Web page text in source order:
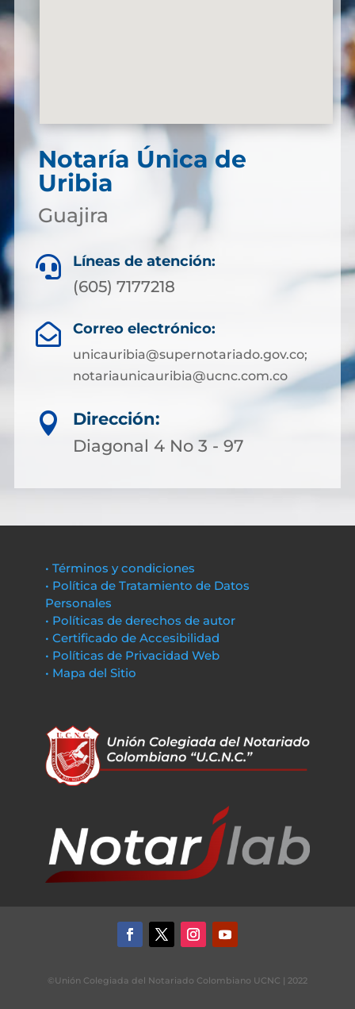
Notaría Única de
Uribia
Guajira
 Líneas de atención:
(605) 7177218
 Correo electrónico:
unicauribia@supernotariado.gov.co;
notariaunicauribia@ucnc.com.co

Dirección:
Diagonal 4 No 3 - 97
• Términos y condiciones
• Política de Tratamiento de Datos
Personales
• Políticas de derechos de autor
• Certificado de Accesibilidad
• Políticas de Privacidad Web
• Mapa del Sitio
©Unión Colegiada del Notariado Colombiano UCNC | 2022